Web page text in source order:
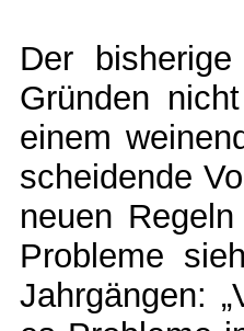
Der
Gründen
einem
scheidende
neuen
Probleme
Jahrgängen: